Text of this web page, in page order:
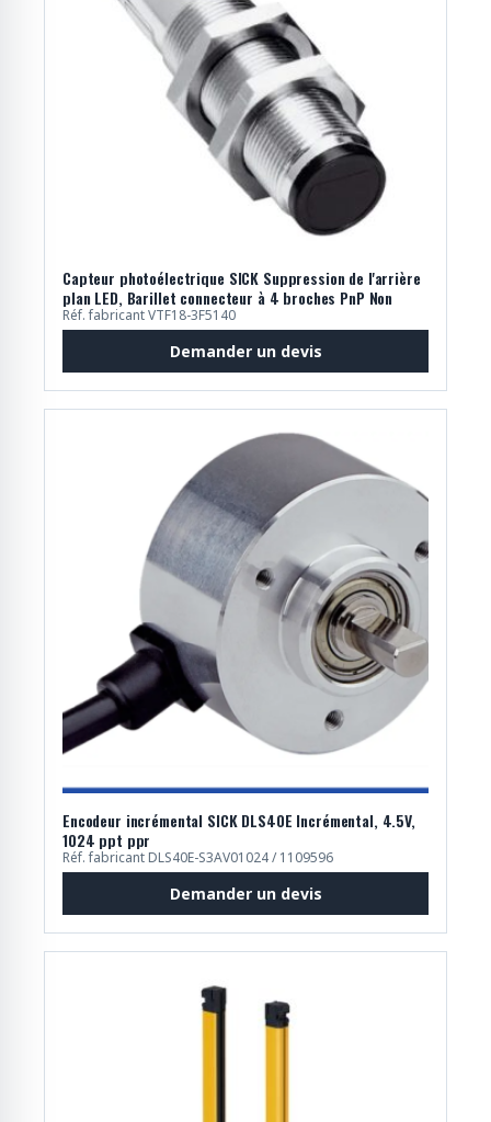
Capteur photoélectrique SICK Suppression de l'arrière
plan LED, Barillet connecteur à 4 broches PnP Non
Réf. fabricant VTF18-3F5140
Demander un devis
Encodeur incrémental SICK DLS40E Incrémental, 4.5V,
1024 ppt ppr
Réf. fabricant DLS40E-S3AV01024 / 1109596
Demander un devis